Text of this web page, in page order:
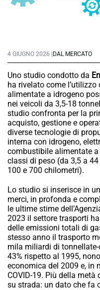
4 GIUGNO 2026 | DAL MERCATO
Uno studio condotto da
ha rivelato come
alimentate a idrogeno
nei veicoli da 3,5-18
studio confronta per la
acquisto, gestione e
diverse tecnologie di
interna con idrogeno,
combustibile alimentate
classi di peso (da 3,5 a
100 e 700 chilometri).
Lo studio si inserisce in
merci, in profonda e
le ultime stime
2023 il settore trasporti
delle emissioni totali di
stesso anno il trasporto
mila miliardi di
43% rispetto al 1995,
economica del 2009 e, in
COVID-19. Più della
su strada: un dato che fa